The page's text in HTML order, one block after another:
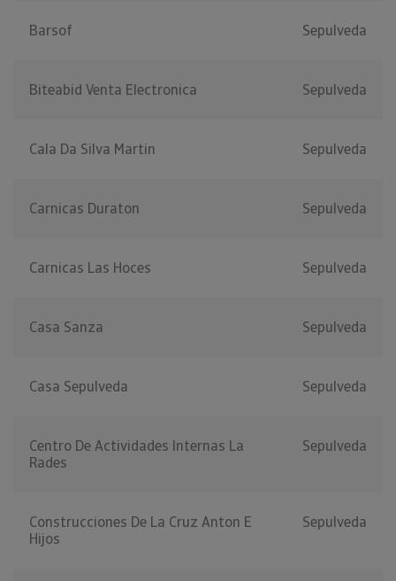
Barsof Sepulveda
Biteabid Venta Electronica Sepulveda
Cala Da Silva Martin Sepulveda
Carnicas Duraton Sepulveda
Carnicas Las Hoces Sepulveda
Casa Sanza Sepulveda
Casa Sepulveda Sepulveda
Centro De Actividades Internas La
Rades
Sepulveda
Construcciones De La Cruz Anton E
Hijos
Sepulveda